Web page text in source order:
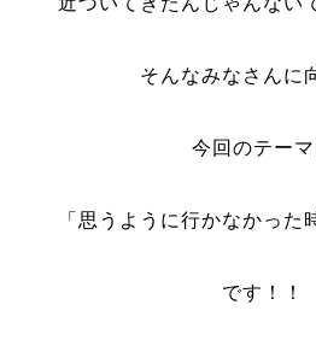
そんなみなさんに
今回のテー
「思うように行かなかった
です！！